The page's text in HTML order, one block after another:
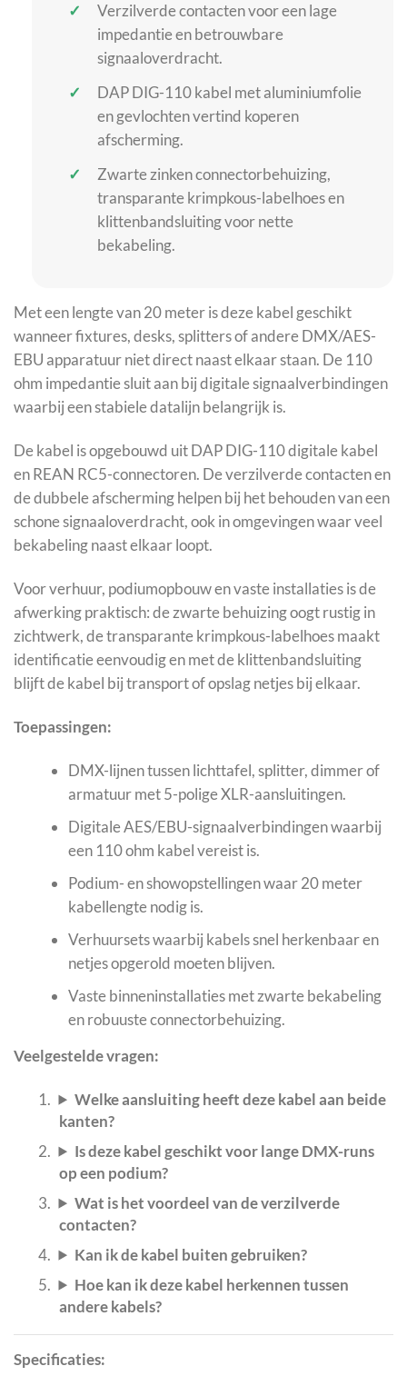
Verzilverde contacten voor een lage
impedantie en betrouwbare
signaaloverdracht.
DAP DIG-110 kabel met aluminiumfolie
en gevlochten vertind koperen
afscherming.
Zwarte zinken connectorbehuizing,
transparante krimpkous-labelhoes en
klittenbandsluiting voor nette
bekabeling.
Met een lengte van 20 meter is deze kabel geschikt
wanneer fixtures, desks, splitters of andere DMX/AES-
EBU apparatuur niet direct naast elkaar staan. De 110
ohm impedantie sluit aan bij digitale signaalverbindingen
waarbij een stabiele datalijn belangrijk is.
De kabel is opgebouwd uit DAP DIG-110 digitale kabel
en REAN RC5-connectoren. De verzilverde contacten en
de dubbele afscherming helpen bij het behouden van een
schone signaaloverdracht, ook in omgevingen waar veel
bekabeling naast elkaar loopt.
Voor verhuur, podiumopbouw en vaste installaties is de
afwerking praktisch: de zwarte behuizing oogt rustig in
zichtwerk, de transparante krimpkous-labelhoes maakt
identificatie eenvoudig en met de klittenbandsluiting
blijft de kabel bij transport of opslag netjes bij elkaar.
Toepassingen:
DMX-lijnen tussen lichttafel, splitter, dimmer of
armatuur met 5-polige XLR-aansluitingen.
Digitale AES/EBU-signaalverbindingen waarbij
een 110 ohm kabel vereist is.
Podium- en showopstellingen waar 20 meter
kabellengte nodig is.
Verhuursets waarbij kabels snel herkenbaar en
netjes opgerold moeten blijven.
Vaste binneninstallaties met zwarte bekabeling
en robuuste connectorbehuizing.
Veelgestelde vragen:
Welke aansluiting heeft deze kabel aan beide
kanten?
Is deze kabel geschikt voor lange DMX-runs
op een podium?
Wat is het voordeel van de verzilverde
contacten?
Kan ik de kabel buiten gebruiken?
Hoe kan ik deze kabel herkennen tussen
andere kabels?
Specificaties: